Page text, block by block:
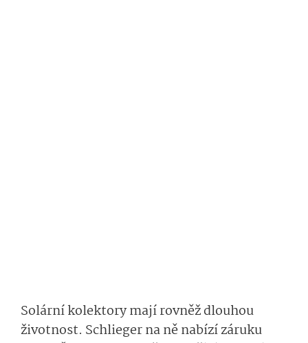
Solární kolektory mají rovněž dlouhou
životnost. Schlieger na ně nabízí záruku